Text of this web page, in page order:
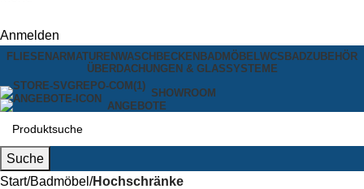
Anmelden
FLIESENARMATURENWASCHBECKEN BADMÖBELWCS BADZUBEHÖR
ÜBERDACHUNGEN & GLASSYSTEME
SHOWROOM
ANGEBOTE
Suche
Start Badmöbel Hochschränke